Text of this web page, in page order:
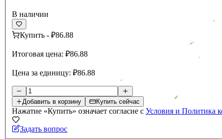
В наличии
Купить - ₽86.88
Итоговая цена: ₽86.88
Цена за единицу: ₽86.88
Добавить в корзину Купить сейчас
Нажатие «Купить» означает согласие с Условия и Политика
Задать вопрос